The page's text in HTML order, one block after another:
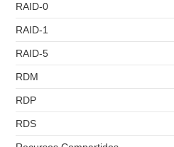
RAID-0
RAID-1
RAID-5
RDM
RDP
RDS